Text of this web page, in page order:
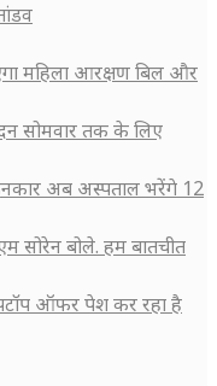
महिला आरक्षण बिल और
सोमवार तक के लिए
अब अस्पताल भरेंगे 12
सोरेन बोले. हम बातचीत
ऑफर पेश कर रहा है